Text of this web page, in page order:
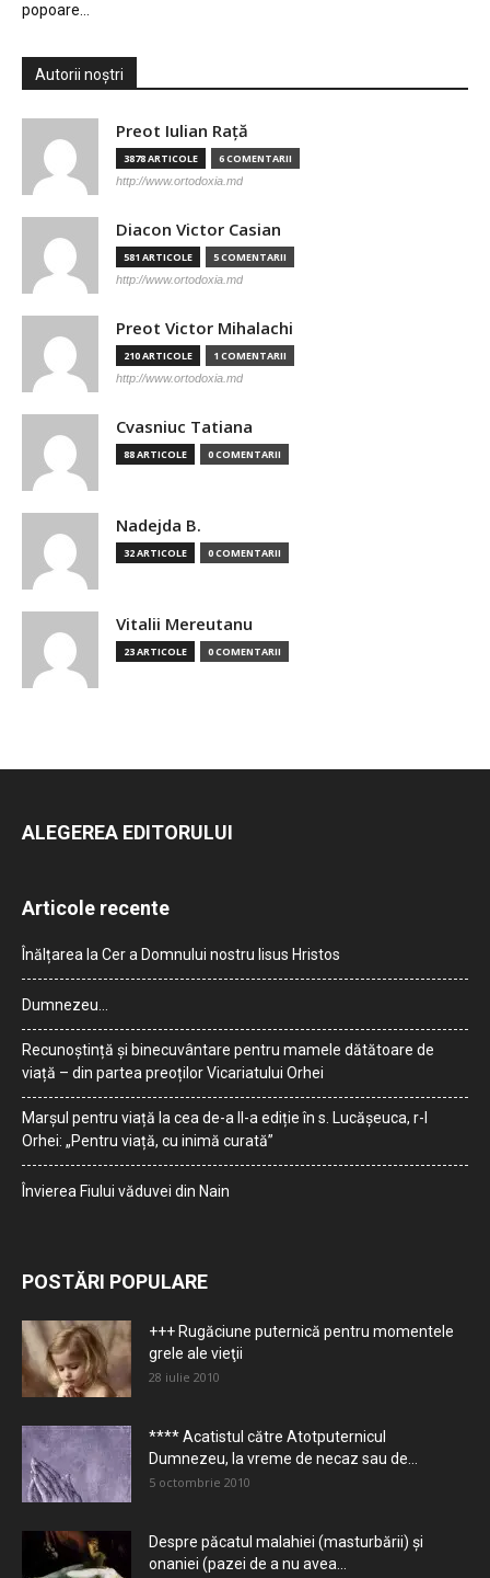
popoare…
Autorii noștri
Preot Iulian Raţă
3878 ARTICOLE 6 COMENTARII
http://www.ortodoxia.md
Diacon Victor Casian
581 ARTICOLE 5 COMENTARII
http://www.ortodoxia.md
Preot Victor Mihalachi
210 ARTICOLE 1 COMENTARII
http://www.ortodoxia.md
Cvasniuc Tatiana
88 ARTICOLE 0 COMENTARII
Nadejda B.
32 ARTICOLE 0 COMENTARII
Vitalii Mereutanu
23 ARTICOLE 0 COMENTARII
ALEGEREA EDITORULUI
Articole recente
Înălțarea la Cer a Domnului nostru Iisus Hristos
Dumnezeu…
Recunoștință și binecuvântare pentru mamele dătătoare de
viață – din partea preoților Vicariatului Orhei
Marșul pentru viață la cea de-a II-a ediție în s. Lucășeuca, r-l
Orhei: „Pentru viață, cu inimă curată”
Învierea Fiului văduvei din Nain
POSTĂRI POPULARE
+++ Rugăciune puternică pentru momentele
grele ale vieţii
28 iulie 2010
**** Acatistul către Atotputernicul
Dumnezeu, la vreme de necaz sau de...
5 octombrie 2010
Despre păcatul malahiei (masturbării) şi
onaniei (pazei de a nu avea...